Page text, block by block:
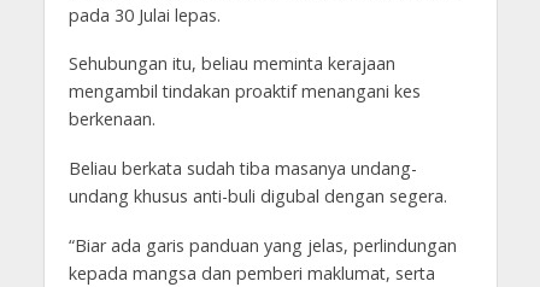
pada 30 Julai lepas.
Sehubungan itu, beliau meminta kerajaan
mengambil tindakan proaktif menangani kes
berkenaan.
Beliau berkata sudah tiba masanya undang-
undang khusus anti-buli digubal dengan segera.
“Biar ada garis panduan yang jelas, perlindungan
kepada mangsa dan pemberi maklumat, serta